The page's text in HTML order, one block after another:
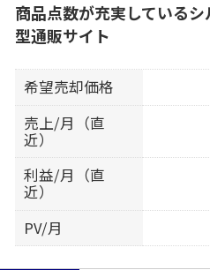
商品点数が充実している
型通販サイト
希望売却価格
売上/月（直
近）
利益/月（直
近）
PV/月